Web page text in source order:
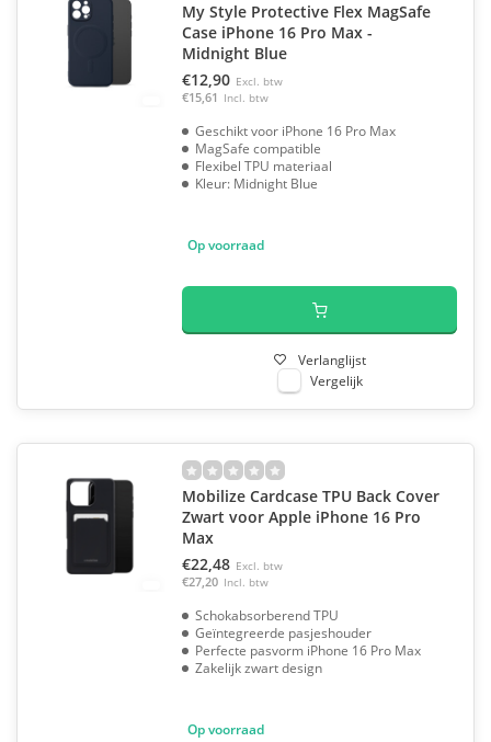
My Style Protective Flex MagSafe
Case iPhone 16 Pro Max -
Midnight Blue
€12,90 Excl. btw
€15,61 Incl. btw
Geschikt voor iPhone 16 Pro Max
MagSafe compatible
Flexibel TPU materiaal
Kleur: Midnight Blue
Op voorraad
Verlanglijst
Vergelijk
Mobilize Cardcase TPU Back Cover
Zwart voor Apple iPhone 16 Pro
Max
€22,48 Excl. btw
€27,20 Incl. btw
Schokabsorberend TPU
Geïntegreerde pasjeshouder
Perfecte pasvorm iPhone 16 Pro Max
Zakelijk zwart design
Op voorraad